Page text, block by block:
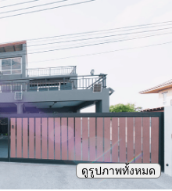
ดูรูปภาพทั้งหมด